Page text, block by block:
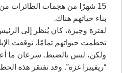
15 شهرًا من هجمات الطائرات
بناء حياتهم هناك.‏
لفترة وجيزة، كان يُنظر إلى
تحطمت حيواتهم تمامًا. توقفت
‏ولكن، ليس بالضبط.‏ ‏سرعان ما
“ريفييرا غزة”. وقد تفتقر هذه